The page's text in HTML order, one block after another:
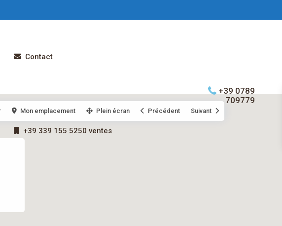
Contact
+39 339 155 5250 ventes
+39 0789
709779
Mon emplacement Plein écran Précédent Suivant